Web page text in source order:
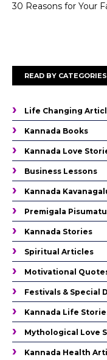
30 Reasons for Your
READ BY CATEGORIES
Life Changing
Kannada Books
Kannada Love
Business Lessons
Kannada
Premigala
Kannada Stories
Spiritual Articles
Motivational
Festivals & Special
Kannada Life
Mythological Love
Kannada Health